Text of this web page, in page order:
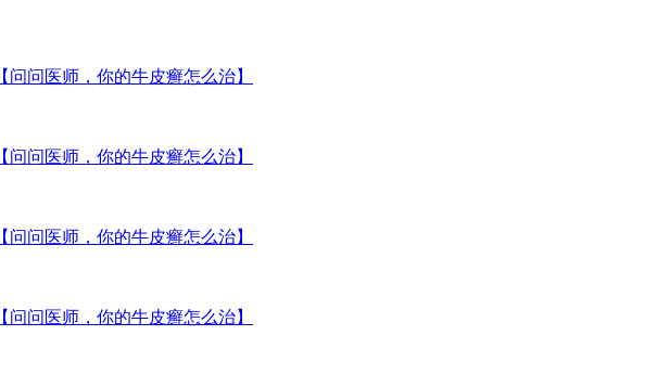
【问问医师，你的牛皮癣怎么治】
【问问医师，你的牛皮癣怎么治】
【问问医师，你的牛皮癣怎么治】
【问问医师，你的牛皮癣怎么治】